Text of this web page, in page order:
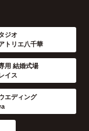
ジオ
トリエ八千華
用 結婚式場
イス
エディング